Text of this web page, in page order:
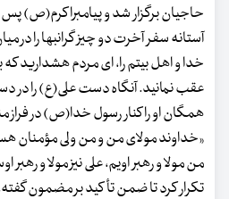
حاجیان برگزار شد و پیامبراکرم(ص) پس
آستانه سفر آخرت دو چیز گرانبها را در
خدا و اهل بیتم را، ای مردم هشدارید که
عقب نمانید. آنگاه دست علی‌(ع) را در
همگان او را کنار رسول خدا(ص) در
«خداوند مولای من و من ولی مؤمنان
من مولا و رهبر اویم، علی نیز مولا و
تکرار کرد تا ضمن تأکید بر مضمون